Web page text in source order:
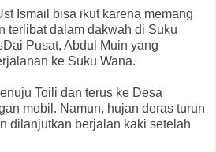
Ismail bisa ikut karena memang
terlibat dalam dakwah di Suku
Pusat, Abdul Muin yang
ke Suku Wana.
Toili dan terus ke Desa
mobil. Namun, hujan deras turun
dilanjutkan berjalan kaki setelah